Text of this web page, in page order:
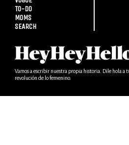
TO-DO
MOMS
SEARCH
Vamos a escribir nuestra propia historia. Dile hola a
revolución de lo femenino.